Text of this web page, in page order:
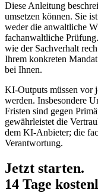
Diese Anleitung
umsetzen können. Sie ist
weder die anwaltliche
fachanwaltliche
wie der Sachverhalt
Ihrem konkreten
bei Ihnen.
KI-Outputs müssen vor
werden. Insbesondere
Fristen sind gegen
gewährleistet die
dem KI-Anbieter; die
Verantwortung.
Jetzt starten.
14 Tage